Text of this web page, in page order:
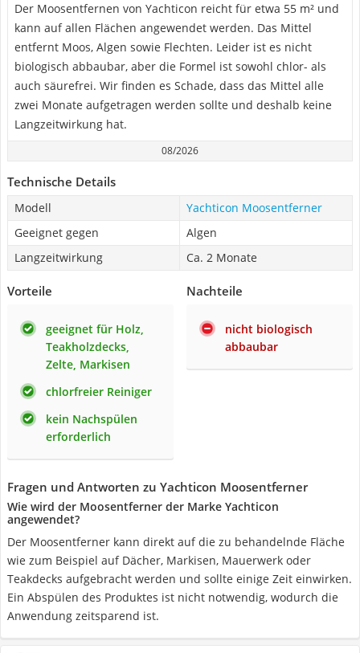
Der Moosentfernen von Yachticon reicht für etwa 55 m² und
kann auf allen Flächen angewendet werden. Das Mittel
entfernt Moos, Algen sowie Flechten. Leider ist es nicht
biologisch abbaubar, aber die Formel ist sowohl chlor- als
auch säurefrei. Wir finden es Schade, dass das Mittel alle
zwei Monate aufgetragen werden sollte und deshalb keine
Langzeitwirkung hat.
08/2026
Technische Details
Modell
Yachticon Moosentferner
Geeignet gegen
Algen
Langzeitwirkung
Ca. 2 Monate
Vorteile
geeignet für Holz,
Teakholzdecks,
Zelte, Markisen
chlorfreier Reiniger
kein Nachspülen
erforderlich
Nachteile
nicht biologisch
abbaubar
Fragen und Antworten zu Yachticon Moosentferner
Wie wird der Moosentferner der Marke Yachticon
angewendet?
Der Moosentferner kann direkt auf die zu behandelnde Fläche
wie zum Beispiel auf Dächer, Markisen, Mauerwerk oder
Teakdecks aufgebracht werden und sollte einige Zeit einwirken.
Ein Abspülen des Produktes ist nicht notwendig, wodurch die
Anwendung zeitsparend ist.